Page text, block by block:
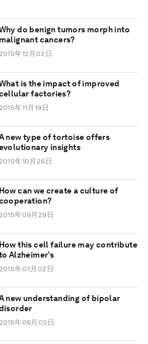
do benign tumors morph into
malignant cancers?
年12月02日
is the impact of improved
factories?
2015年11月19日
new type of tortoise offers
insights
2015年10月26日
How can we create a culture of
年09月29日
How this cell failure may contribute
Alzheimer’s
2015年07月02日
new understanding of bipolar
2015年06月03日